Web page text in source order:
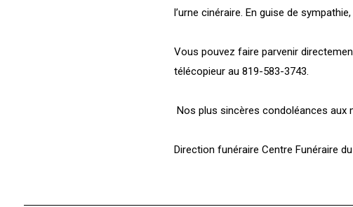
l’urne cinéraire. En guise de
Vous pouvez faire parvenir
télécopieur au 819-583-3743.
Nos plus sincères condoléances aux
Direction funéraire Centre Funéraire